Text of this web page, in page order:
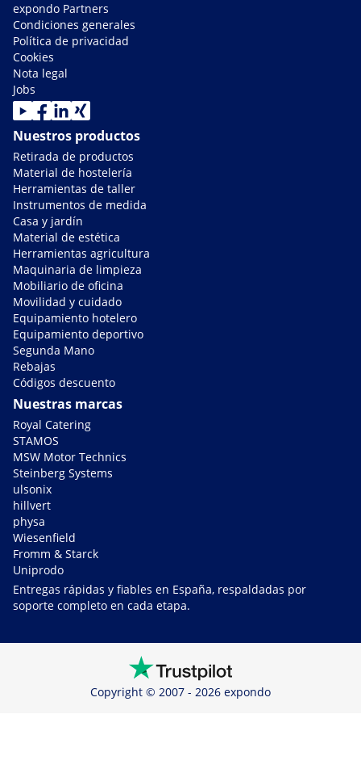
expondo Partners
Condiciones generales
Política de privacidad
Cookies
Nota legal
Jobs
Nuestros productos
Retirada de productos
Material de hostelería
Herramientas de taller
Instrumentos de medida
Casa y jardín
Material de estética
Herramientas agricultura
Maquinaria de limpieza
Mobiliario de oficina
Movilidad y cuidado
Equipamiento hotelero
Equipamiento deportivo
Segunda Mano
Rebajas
Códigos descuento
Nuestras marcas
Royal Catering
STAMOS
MSW Motor Technics
Steinberg Systems
ulsonix
hillvert
physa
Wiesenfield
Fromm & Starck
Uniprodo
Entregas rápidas y fiables en España, respaldadas por
soporte completo en cada etapa.
Copyright © 2007 - 2026 expondo